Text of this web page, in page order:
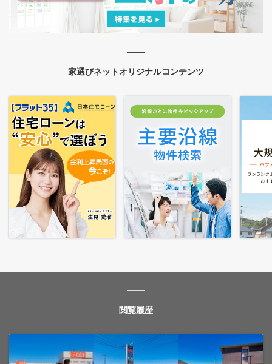
家選びネットオリジナルコンテンツ
閲覧履歴